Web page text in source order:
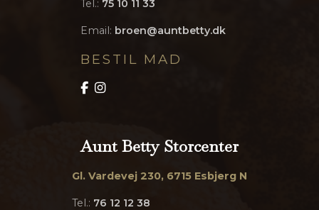
Tel.: 75 10 11 33
Email: broen@auntbetty.dk
BESTIL MAD
Aunt Betty Storcenter
Gl. Vardevej 230, 6715 Esbjerg N
Tel.: 76 12 12 38